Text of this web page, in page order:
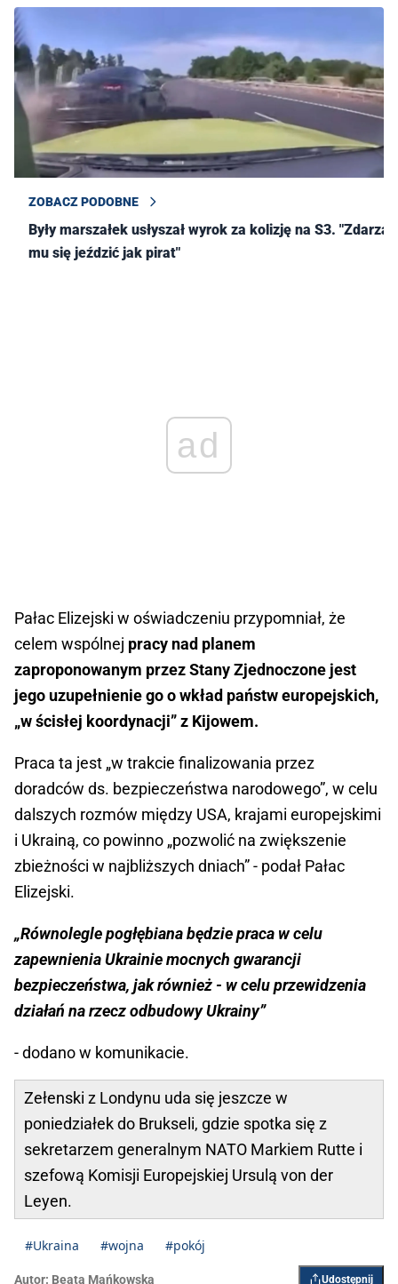
ZOBACZ PODOBNE
Były marszałek usłyszał wyrok za kolizję na S3. "Zdarza
mu się jeździć jak pirat"
ad
Pałac Elizejski w oświadczeniu przypomniał, że
celem wspólnej pracy nad planem
zaproponowanym przez Stany Zjednoczone jest
jego uzupełnienie go o wkład państw europejskich,
„w ścisłej koordynacji” z Kijowem.
Praca ta jest „w trakcie finalizowania przez
doradców ds. bezpieczeństwa narodowego”, w celu
dalszych rozmów między USA, krajami europejskimi
i Ukrainą, co powinno „pozwolić na zwiększenie
zbieżności w najbliższych dniach” - podał Pałac
Elizejski.
„Równolegle pogłębiana będzie praca w celu
zapewnienia Ukrainie mocnych gwarancji
bezpieczeństwa, jak również - w celu przewidzenia
działań na rzecz odbudowy Ukrainy”
- dodano w komunikacie.
Zełenski z Londynu uda się jeszcze w
poniedziałek do Brukseli, gdzie spotka się z
sekretarzem generalnym NATO Markiem Rutte i
szefową Komisji Europejskiej Ursulą von der
Leyen.
#Ukraina #wojna #pokój
Autor: Beata Mańkowska Udostępnij